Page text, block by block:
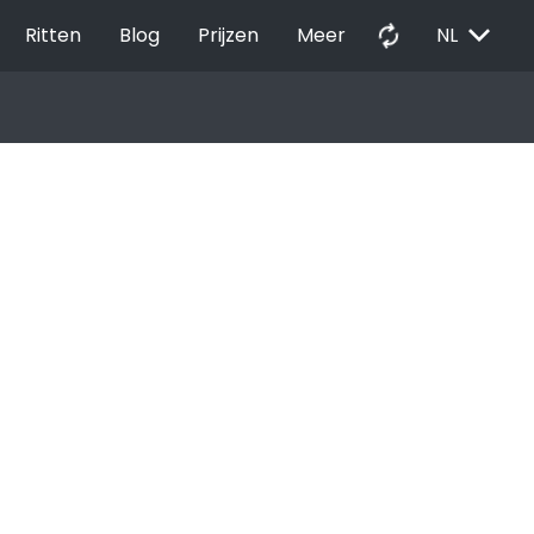
Ritten Blog Prijzen Meer autorenew NL EXPAND_MORE